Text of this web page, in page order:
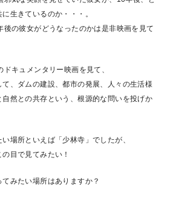
生きているのか・・・。
の彼女がどうなったのかは是非映画を見て
キュメンタリー映画を見て、
、ダムの建設、都市の発展、人々の生活様
然との共存という、根源的な問いを投げか
場所といえば「少林寺」でしたが、
目で見てみたい！
みたい場所はありますか？